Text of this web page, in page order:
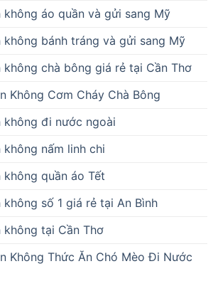
không áo quần và gửi sang Mỹ
không bánh tráng và gửi sang Mỹ
không chà bông giá rẻ tại Cần Thơ
Không Cơm Cháy Chà Bông
không đi nước ngoài
nấm linh chi
quần áo Tết
số 1 giá rẻ tại An Bình
không tại Cần Thơ
Không Thức Ăn Chó Mèo Đi Nước